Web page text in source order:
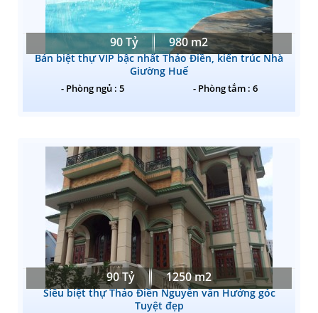
90 Tỷ 980 m2
Bán biệt thự VIP bậc nhất Thảo Điền, kiến trúc Nhà
Giường Huế
- Phòng ngủ : 5 - Phòng tắm : 6
90 Tỷ 1250 m2
Siêu biệt thự Thảo Điền Nguyễn văn Hưởng góc
Tuyệt đẹp